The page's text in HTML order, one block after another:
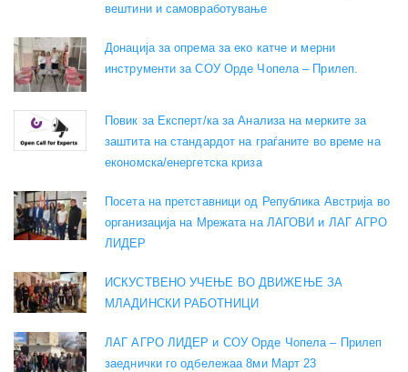
вештини и самовработување
Донација за опрема за еко катче и мерни
инструменти за СОУ Орде Чопела – Прилеп.
Повик за Експерт/ка за Анализа на мерките за
заштита на стандардот на граѓаните во време на
економска/енергетска криза
Посета на претставници од Република Австрија во
организација на Мрежата на ЛАГОВИ и ЛАГ АГРО
ЛИДЕР
ИСКУСТВЕНО УЧЕЊЕ ВО ДВИЖЕЊЕ ЗА
МЛАДИНСКИ РАБОТНИЦИ
ЛАГ АГРО ЛИДЕР и СОУ Орде Чопела – Прилеп
заеднички го одбележаа 8ми Март 23